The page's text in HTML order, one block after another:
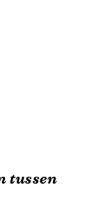
tussen